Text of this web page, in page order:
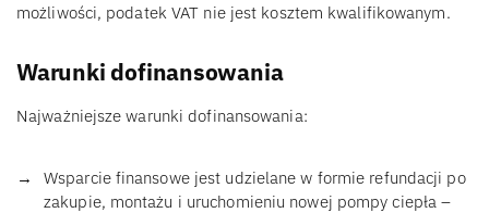
możliwości, podatek VAT nie jest kosztem kwalifikowanym.
Warunki dofinansowania
Najważniejsze warunki dofinansowania:
Wsparcie finansowe jest udzielane w formie refundacji po
zakupie, montażu i uruchomieniu nowej pompy ciepła –